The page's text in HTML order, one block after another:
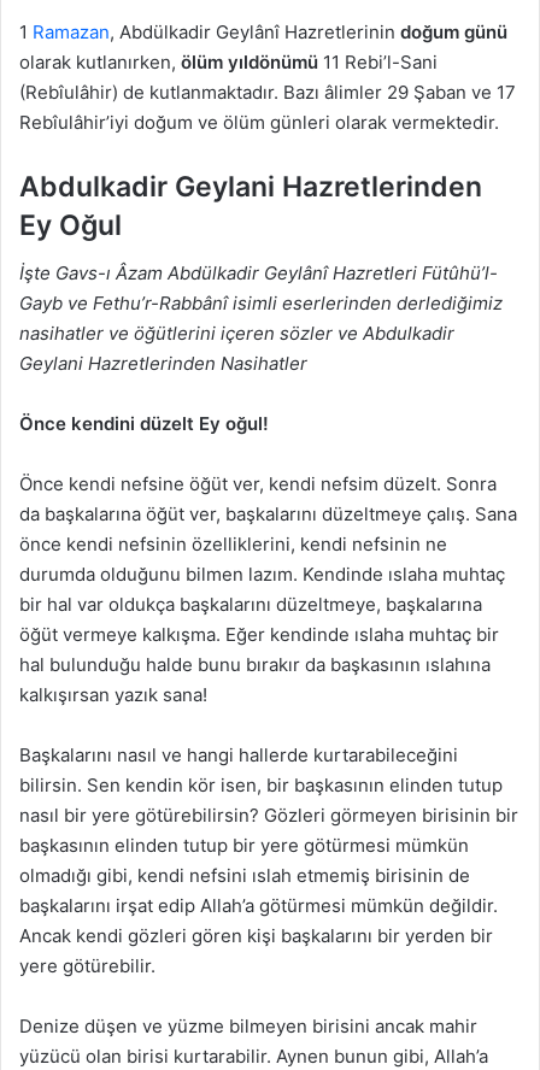
1 Ramazan, Abdülkadir Geylânî Hazretlerinin doğum günü
olarak kutlanırken, ölüm yıldönümü 11 Rebi’l-Sani
(Rebîulâhir) de kutlanmaktadır. Bazı âlimler 29 Şaban ve 17
Rebîulâhir’iyi doğum ve ölüm günleri olarak vermektedir.
Abdulkadir Geylani Hazretlerinden
Ey Oğul
İşte Gavs-ı Âzam Abdülkadir Geylânî Hazretleri Fütûhü’l-
Gayb ve Fethu’r-Rabbânî isimli eserlerinden derlediğimiz
nasihatler ve öğütlerini içeren sözler ve Abdulkadir
Geylani Hazretlerinden Nasihatler
Önce kendini düzelt Ey oğul!
Önce kendi nefsine öğüt ver, kendi nefsim düzelt. Sonra
da başkalarına öğüt ver, başkalarını düzeltmeye çalış. Sana
önce kendi nefsinin özelliklerini, kendi nefsinin ne
durumda olduğunu bilmen lazım. Kendinde ıslaha muhtaç
bir hal var oldukça başkalarını düzeltmeye, başkalarına
öğüt vermeye kalkışma. Eğer kendinde ıslaha muhtaç bir
hal bulunduğu halde bunu bırakır da başkasının ıslahına
kalkışırsan yazık sana!
Başkalarını nasıl ve hangi hallerde kurtarabileceğini
bilirsin. Sen kendin kör isen, bir başkasının elinden tutup
nasıl bir yere götürebilirsin? Gözleri görmeyen birisinin bir
başkasının elinden tutup bir yere götürmesi mümkün
olmadığı gibi, kendi nefsini ıslah etmemiş birisinin de
başkalarını irşat edip Allah’a götürmesi mümkün değildir.
Ancak kendi gözleri gören kişi başkalarını bir yerden bir
yere götürebilir.
Denize düşen ve yüzme bilmeyen birisini ancak mahir
yüzücü olan birisi kurtarabilir. Aynen bunun gibi, Allah’a